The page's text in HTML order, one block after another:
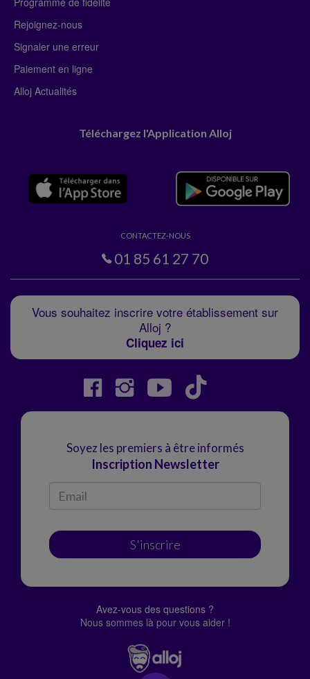
Rejoignez-nous
Signaler une erreur
Paiement en ligne
Alloj Actualités
Téléchargez l'Application Alloj
CONTACTEZ-NOUS
01 85 61 27 70
Vous souhaitez inscrire votre établissement sur
Alloj ?
Cliquez ici
Soyez les premiers à être informés
Inscription Newsletter
S'inscrire
Avez-vous des questions ?
Nous sommes là pour vous aider !